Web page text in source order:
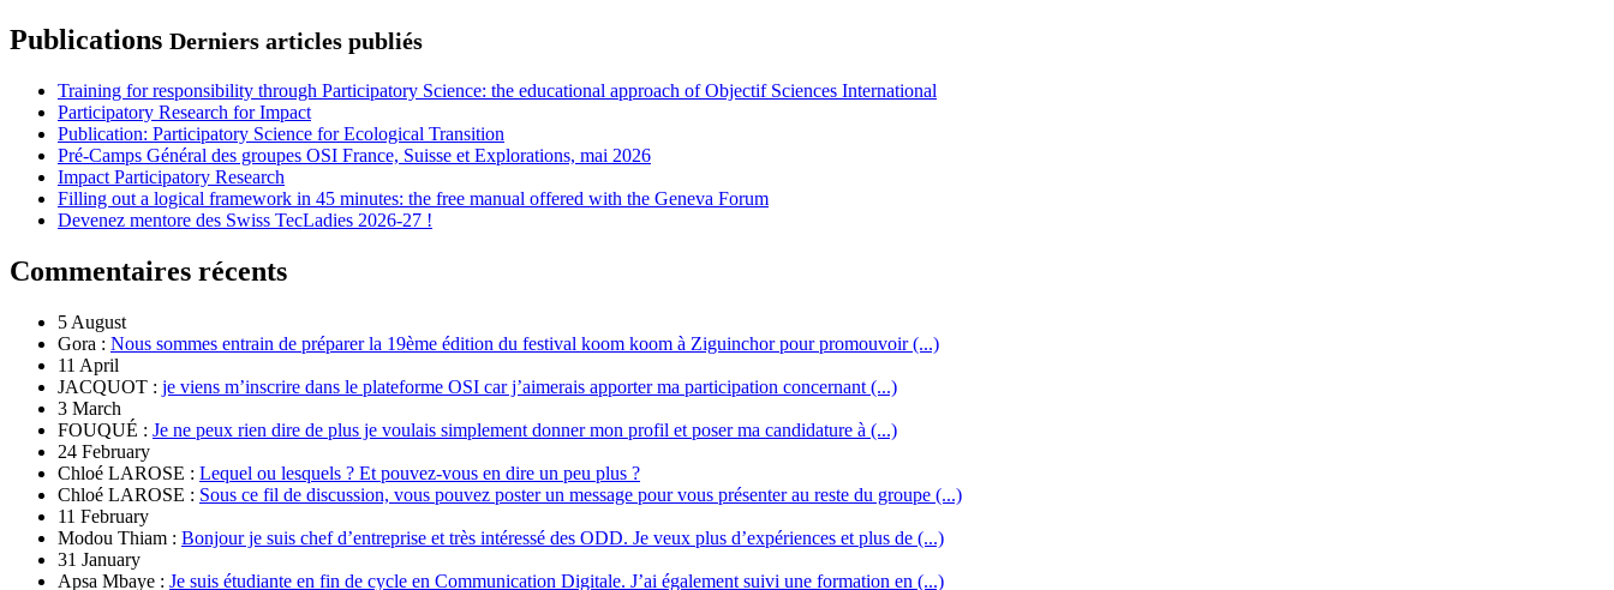
Publications Derniers articles publiés
Training for responsibility through Participatory Science: the educational approach of Objectif Sciences International
Participatory Research for Impact
Publication: Participatory Science for Ecological Transition
Pré-Camps Général des groupes OSI France, Suisse et Explorations, mai 2026
Impact Participatory Research
Filling out a logical framework in 45 minutes: the free manual offered with the Geneva Forum
Devenez mentore des Swiss TecLadies 2026-27 !
Commentaires récents
5 August
Gora : Nous sommes entrain de préparer la 19ème édition du festival koom koom à Ziguinchor pour promouvoir (...)
11 April
JACQUOT : je viens m’inscrire dans le plateforme OSI car j’aimerais apporter ma participation concernant (...)
3 March
FOUQUÉ : Je ne peux rien dire de plus je voulais simplement donner mon profil et poser ma candidature à (...)
24 February
Chloé LAROSE : Lequel ou lesquels ? Et pouvez-vous en dire un peu plus ?
Chloé LAROSE : Sous ce fil de discussion, vous pouvez poster un message pour vous présenter au reste du groupe (...)
11 February
Modou Thiam : Bonjour je suis chef d’entreprise et très intéressé des ODD. Je veux plus d’expériences et plus de (...)
31 January
Apsa Mbaye : Je suis étudiante en fin de cycle en Communication Digitale. J’ai également suivi une formation en (...)